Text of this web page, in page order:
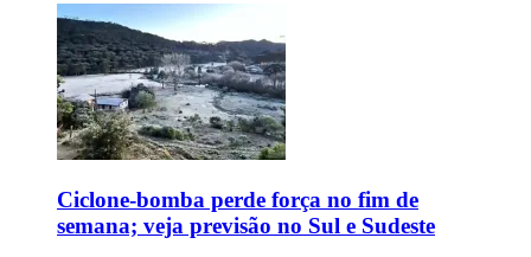
Ciclone-bomba perde força no fim de
semana; veja previsão no Sul e Sudeste